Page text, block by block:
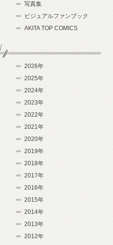
写真集
ビジュアルファンブック
AKITA TOP COMICS
2026年
2025年
2024年
2023年
2022年
2021年
2020年
2019年
2018年
2017年
2016年
2015年
2014年
2013年
2012年